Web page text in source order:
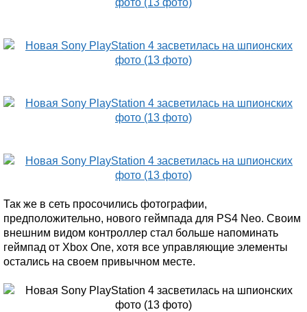
Так же в сеть просочились фотографии,
предположительно, нового геймпада для PS4 Neo. Своим
внешним видом контроллер стал больше напоминать
геймпад от Xbox One, хотя все управляющие элементы
остались на своем привычном месте.